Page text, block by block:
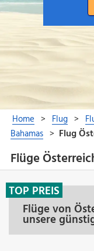
Flüge
Flüge von
unsere
TOP PREIS